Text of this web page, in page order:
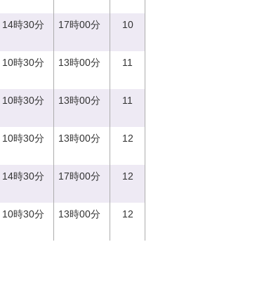
14時30分 17時00分 10
10時30分 13時00分 11
10時30分 13時00分 11
10時30分 13時00分 12
14時30分 17時00分 12
10時30分 13時00分 12